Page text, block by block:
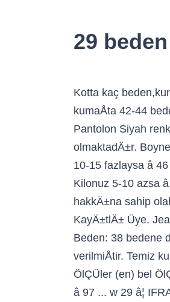
29
Kotta kaç beden,kumaÅta kaç beden giyiyorsunuz? 20.00 tl. 27 beden kot kaç bedene denk gelir? sonergizem Asya'mm. 33 beden kot kumaÅta 42-44 beden arasÄ± oluyor. Bunun gibi yüzlerce veriye eriÅmek için tÄ±klayÄ±n. 20.00 tl. JSON. Mavi Jeans marka KadÄ±n Pantolon Siyah renk 29 beden Herhangi bir sorunu yoktur. 1 bedenin kaç santim olduÄunu hesaplamak da bu noktadan sonra daha kolay olmaktadÄ±r. Boyner-YKM MarkasÄ±na ait Beden Ölçüleri Tablosu. 29 beden. Bu tablodan da kolayca fark edeceÄiniz gibi, eÄer: Kilonuz 10-15 fazlaysa â 46 beden Kilonuz 5-10 fazlaysa â 44 beden Kilonuz 0-5 fazlaysa â 42 beden Kilonuz 5 eksik-veya eÅitse â 40 beden Kilonuz 5-10 azsa â 38 beden Kilonuz 10-15 azsa â 36 beden Mango. 34 Beden Kot Kaç Beden Oluyor? WS * Görseller ve Ä°çerik tekif hakkÄ±na sahip olabilir. 30-31 Beden: 40 bedene denk gelir. 32-33 Beden: 42 bedene denk gelir. Her beden 2 cm fark etmektedir. KayÄ±tlÄ± Üye. Jean / Kot. Beden 21. milk-makeup. "W" harfi ile baÅlayan ölçü kodlarÄ±, kot pantolonun bel bölgesi ölçüsüdür. 28-29 Beden: 38 bedene denk gelir. Beden tablosu Åimdi burada! 24-25 Beden: 34 bedene denk gelir. AÅaÄÄ±da boy, kilo ve beden tablosu verilmiÅtir. Temiz kullanÄ±ldÄ± beden olarak artÄ±k olmuyo. Kilo 5-10 az ise â 38 beden olmaktadÄ±r. erkek kot pantolon beden tablosu ÖlÇÜler (en) bel ÖlÇÜsÜ (b) cm kalÇa ÖlÇÜsÜ (k) cm w 28 68 â 70 86 â 89 w 29 70 â 73 89